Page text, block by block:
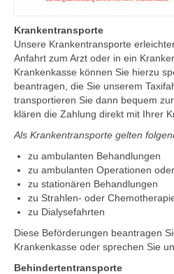
Krankentransporte
Unsere Krankentransporte
Anfahrt zum Arzt oder in ein
Krankenkasse können Sie hierzu
beantragen, die Sie unserem
transportieren Sie dann bequem
klären die Zahlung direkt mit Ihrer
Als Krankentransporte gelten
zu ambulanten Behandlungen
zu ambulanten Operationen
zu stationären Behandlungen
zu Strahlen- oder
zu Dialysefahrten
Diese Beförderungen beantragen
Krankenkasse oder sprechen Sie
Behindertentransporte